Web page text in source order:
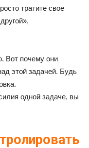
тратите свое
Вот почему они
этой задачей. Будь
одной задаче, вы